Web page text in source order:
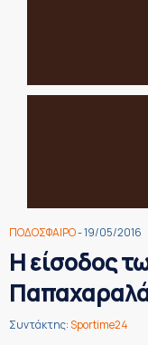
ΠΟΔΟΣΦΑΙΡΟ- 19/05/2016
Η είσοδος
Συντάκτης:Sportime24